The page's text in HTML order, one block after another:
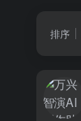
排序